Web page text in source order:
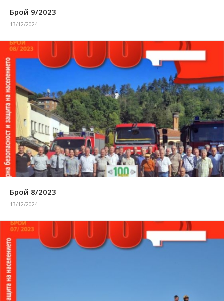
Брой 9/2023
13/12/2024
Брой 8/2023
13/12/2024